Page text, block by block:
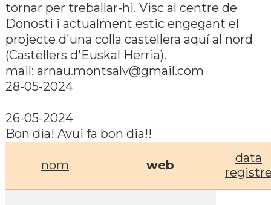
tornar per treballar-hi. Visc al centre de
Donosti i actualment estic engegant el
projecte d'una colla castellera aquí­ al nord
(Castellers d'Euskal Herria).
mail: arnau.montsalv@gmail.com
28-05-2024
26-05-2024
Bon dia! Avui fa bon dia!!
nom web
data